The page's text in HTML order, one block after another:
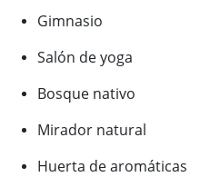
Gimnasio
Salón de yoga
Bosque nativo
Mirador natural
Huerta de aromáticas